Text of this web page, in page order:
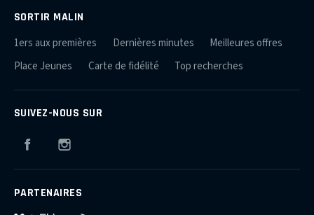
SORTIR MALIN
1ers aux premières Dernières minutes
Meilleures offres
Place Jeunes
Carte de fidélité Top recherches
SUIVEZ-NOUS SUR
Facebook
PARTENAIRES